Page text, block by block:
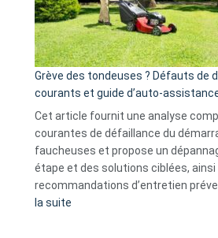
?
5
avantages
essentiels
de
la
S330
eufy
Grève des tondeuses ? Défauts de
courants et guide d’auto-
Cet article fournit une analyse
courantes de défaillance du
faucheuses et propose un
étape et des solutions ciblées, ainsi
recommandations d’entretien
la suite